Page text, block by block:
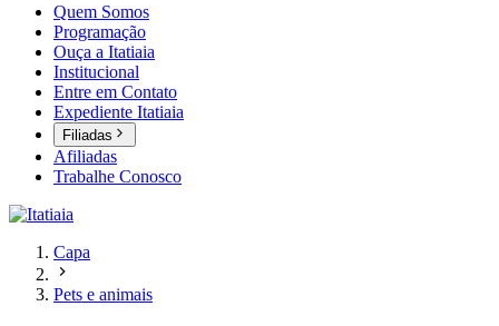
Quem Somos
Programação
Ouça a Itatiaia
Institucional
Entre em Contato
Expediente Itatiaia
Filiadas
Afiliadas
Trabalhe Conosco
Capa
Pets e animais